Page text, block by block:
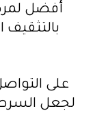
أفضل
على
لجعل